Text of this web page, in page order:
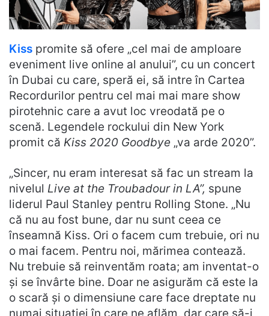
Kiss promite să ofere „cel mai de amploare
eveniment live online al anului”, cu un concert
în Dubai cu care, speră ei, să intre în Cartea
Recordurilor pentru cel mai mai mare show
pirotehnic care a avut loc vreodată pe o
scenă. Legendele rockului din New York
promit că Kiss 2020 Goodbye „va arde 2020”.
„Sincer, nu eram interesat să fac un stream la
nivelul Live at the Troubadour in LA”, spune
liderul Paul Stanley pentru Rolling Stone. „Nu
că nu au fost bune, dar nu sunt ceea ce
înseamnă Kiss. Ori o facem cum trebuie, ori nu
o mai facem. Pentru noi, mărimea contează.
Nu trebuie să reinventăm roata; am inventat-o
și se învârte bine. Doar ne asigurăm că este la
o scară și o dimensiune care face dreptate nu